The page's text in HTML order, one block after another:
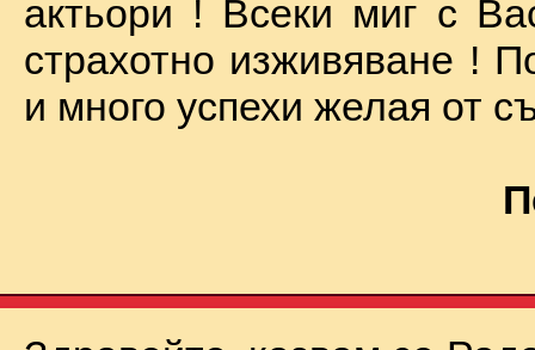
актьори ! Всеки миг с
страхотно изживяване !
и много успехи желая от